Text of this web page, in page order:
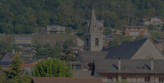
Paroisses
Cham’Aso
Sociétés locales
Subventions communales
Mérite sportif et culturel